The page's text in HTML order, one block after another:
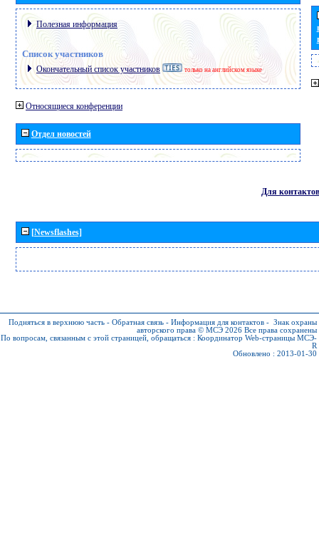
Полезная информация
Список участников
Окончательный список участников только на английском языке
Относящиеся конференции
Отдел новостей
Для контактов
[Newsflashes]
Подняться в верхнюю часть - Обратная связь - Информация для контактов - Знак охраны
авторского права © МСЭ 2026 Все права сохранены
По вопросам, связанным с этой страницей, обращаться : Координатор Web-страницы МСЭ-
R
Обновлено : 2013-01-30